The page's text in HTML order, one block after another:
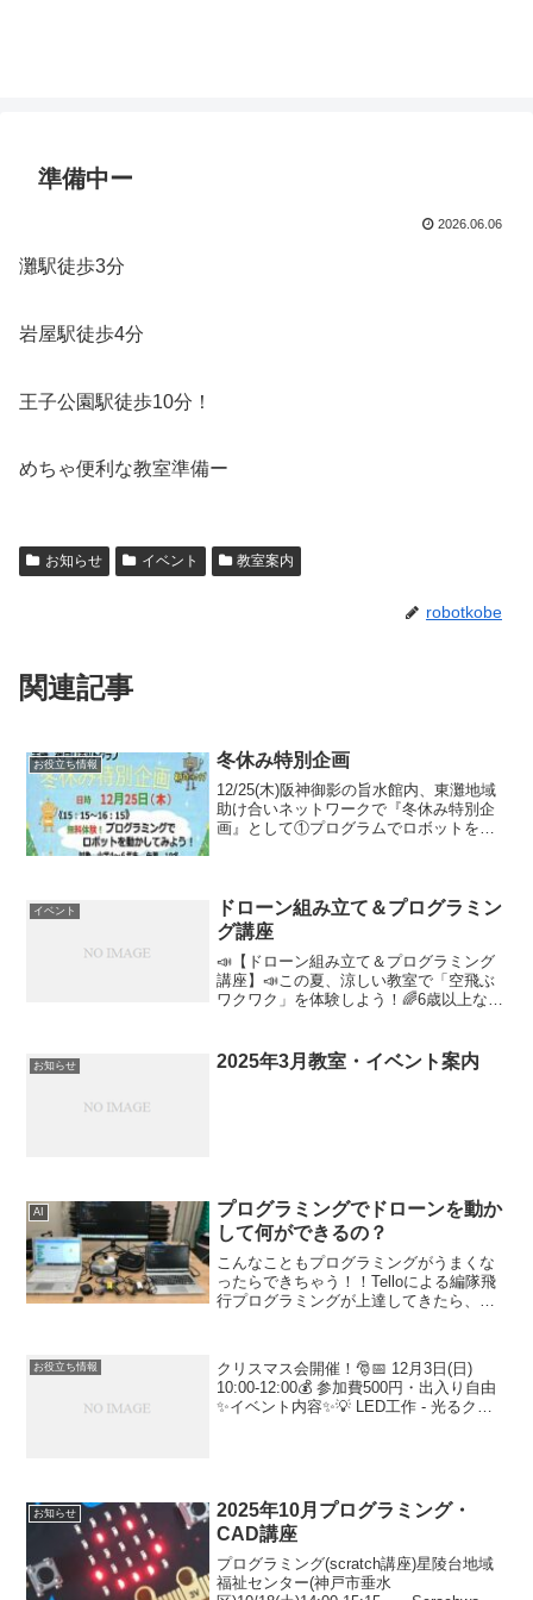
準備中ー
2026.06.06
灘駅徒歩3分
岩屋駅徒歩4分
王子公園駅徒歩10分！
めちゃ便利な教室準備ー
お知らせ イベント 教室案内
robotkobe
関連記事
お役立ち情報 冬休み特別企画
12/25(木)阪神御影の旨水館内、東灘地域
助け合いネットワークで『冬休み特別企
画』として①プログラムでロボットを動
イベント
ドローン組み立て＆プログラミン
グ講座
📣【ドローン組み立て＆プログラミング
講座】📣この夏、涼しい教室で「空飛ぶ
ワクワク」を体験しよう！🌈6歳以上なら
します✨🛠【日程と内容】▶︎ 8月9日(土)
13:30...
お知らせ 2025年3月教室・イベント案内
AI
プログラミングでドローンを動か
して何ができるの？
こんなこともプログラミングがうまくな
ったらできちゃう！！Telloによる編隊飛
行プログラミングが上達してきたら、オ
す。今はやりのARマーカーを使った。プ
ログラミング...
お役立ち情報
クリスマス会開催！🎅📅 12月3日(日)
10:00-12:00💰 参加費500円・出入り自由
✨イベント内容✨💡 LED工作 - 光るクリ
お知らせ
2025年10月プログラミング・
CAD講座
プログラミング(scratch講座)星陵台地域
福祉センター(神戸市垂水